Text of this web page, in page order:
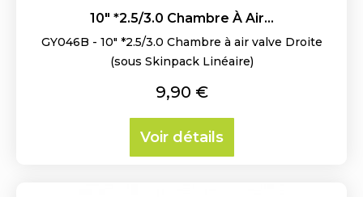
10" *2.5/3.0 Chambre À Air...
GY046B - 10" *2.5/3.0 Chambre à air valve Droite
(sous Skinpack Linéaire)
Prix
9,90 €
Voir détails